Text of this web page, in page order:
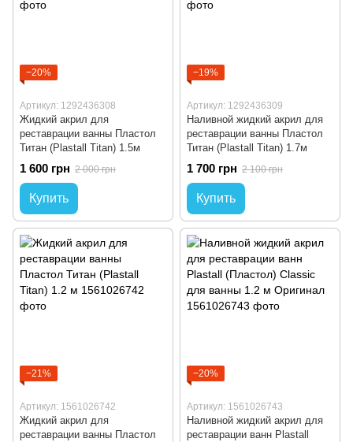
−20%
Артикул: 1292436308
Жидкий акрил для
реставрации ванны Пластол
Титан (Plastall Titan) 1.5м
1 600 грн 2 000 грн
Купить
−19%
Артикул: 1292436309
Наливной жидкий акрил для
реставрации ванны Пластол
Титан (Plastall Titan) 1.7м
1 700 грн 2 100 грн
Купить
−21%
Артикул: 1561026742
Жидкий акрил для
реставрации ванны Пластол
−20%
Артикул: 1561026743
Наливной жидкий акрил для
реставрации ванн Plastall